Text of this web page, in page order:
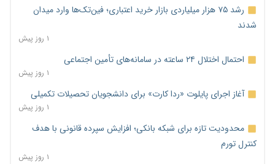
رشد ۷۵ هزار میلیاردی بازار خرید اعتباری؛ فین‌تک‌ها وارد میدان
شدند
۱ روز پیش
احتمال اختلال ۲۴ ساعته در سامانه‌های تأمین اجتماعی
۱ روز پیش
آغاز اجرای پایلوت «ردا کارت» برای دانشجویان تحصیلات تکمیلی
۱ روز پیش
محدودیت تازه برای شبکه بانکی؛ افزایش سپرده قانونی با هدف
کنترل تورم
۱ روز پیش